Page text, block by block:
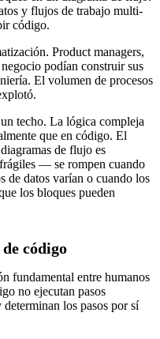
y flujos de trabajo multi-
código.
Product managers,
podían construir sus
El volumen de procesos
techo. La lógica compleja
que en código. El
de flujo es
— se rompen cuando
de datos varían o cuando los
los bloques pueden
código
fundamental entre humanos
no ejecutan pasos
los pasos por sí